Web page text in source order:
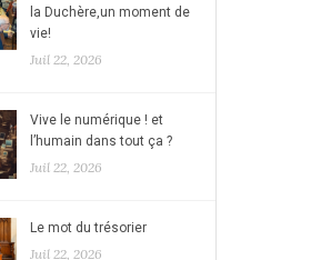
la Duchère,un moment de
vie!
Juil 22, 2026
Vive le numérique ! et
l’humain dans tout ça ?
Juil 22, 2026
Le mot du trésorier
Juil 22, 2026